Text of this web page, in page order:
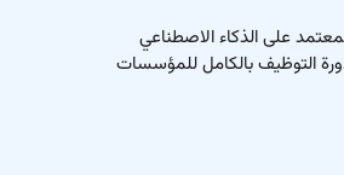
على الذكاء الاصطناعي
التوظيف بالكامل للمؤسسات